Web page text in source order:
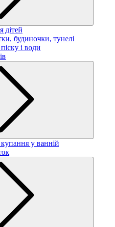
дітей
будиночки, тунелі
і води
у ванній